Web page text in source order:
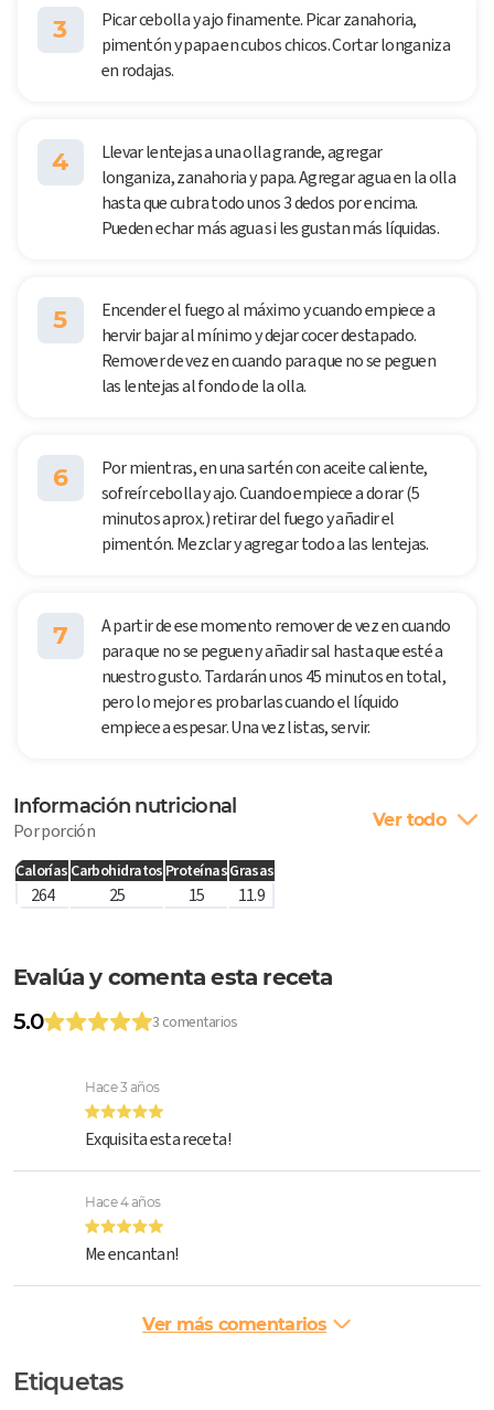
3
Picar cebolla y ajo finamente. Picar zanahoria,
pimentón y papa en cubos chicos. Cortar longaniza
en rodajas.
4
Llevar lentejas a una olla grande, agregar
longaniza, zanahoria y papa. Agregar agua en la olla
hasta que cubra todo unos 3 dedos por encima.
Pueden echar más agua si les gustan más líquidas.
5
Encender el fuego al máximo y cuando empiece a
hervir bajar al mínimo y dejar cocer destapado.
Remover de vez en cuando para que no se peguen
las lentejas al fondo de la olla.
6
Por mientras, en una sartén con aceite caliente,
sofreír cebolla y ajo. Cuando empiece a dorar (5
minutos aprox.) retirar del fuego y añadir el
pimentón. Mezclar y agregar todo a las lentejas.
7
A partir de ese momento remover de vez en cuando
para que no se peguen y añadir sal hasta que esté a
nuestro gusto. Tardarán unos 45 minutos en total,
pero lo mejor es probarlas cuando el líquido
empiece a espesar. Una vez listas, servir.
Información nutricional
Por porción Ver todo
Calorías Carbohidratos ProteínasGrasas
264 25 15 11.9
Evalúa y comenta esta receta
5.0
3 comentarios
Hace 3 años
Exquisita esta receta!
Hace 4 años
Me encantan!
Ver más comentarios
Etiquetas